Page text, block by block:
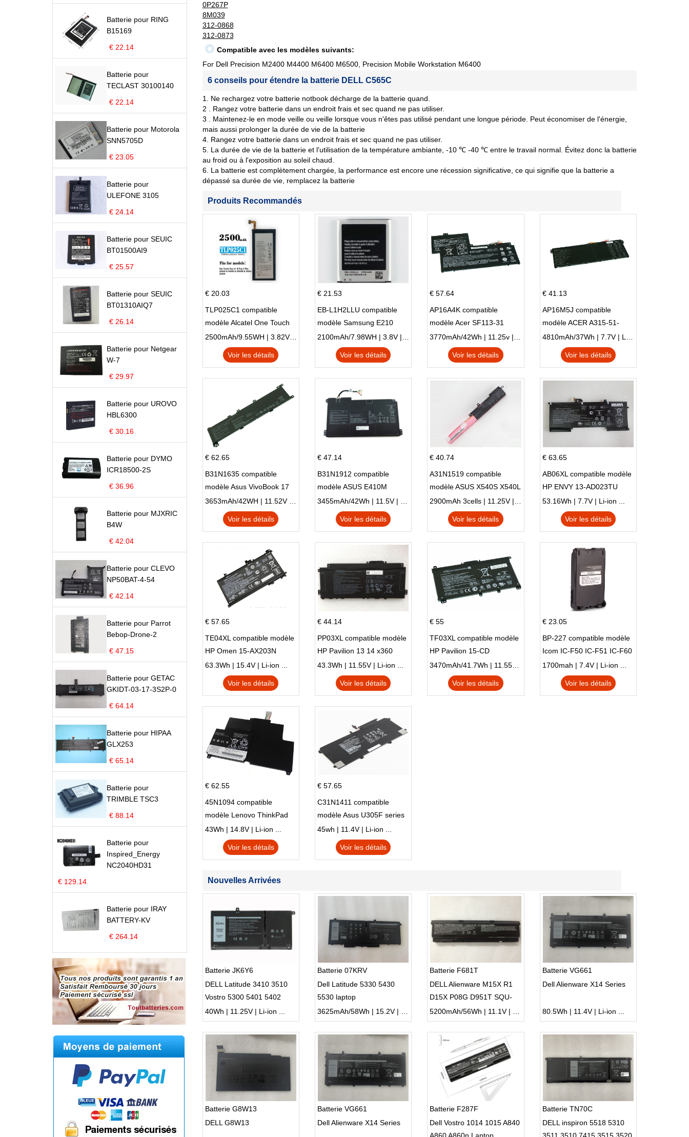
Batterie pour RING
B15169
€ 22.14
Batterie pour
TECLAST 30100140
€ 22.14
Batterie pour Motorola
SNN5705D
€ 23.05
Batterie pour
ULEFONE 3105
€ 24.14
Batterie pour SEUIC
BT01500AI9
€ 25.57
Batterie pour SEUIC
BT01310AIQ7
€ 26.14
Batterie pour Netgear
W-7
€ 29.97
Batterie pour UROVO
HBL6300
€ 30.16
Batterie pour DYMO
ICR18500-2S
€ 36.96
Batterie pour MJXRIC
B4W
€ 42.04
Batterie pour CLEVO
NP50BAT-4-54
€ 42.14
Batterie pour Parrot
Bebop-Drone-2
€ 47.15
Batterie pour GETAC
GKIDT-03-17-3S2P-0
€ 64.14
Batterie pour HIPAA
GLX253
€ 65.14
Batterie pour
TRIMBLE TSC3
€ 88.14
Batterie pour
Inspired_Energy
NC2040HD31
€ 129.14
Batterie pour IRAY
BATTERY-KV
€ 264.14
0P267P
8M039
312-0868
312-0873
Compatible avec les modèles suivants:
For Dell Precision M2400 M4400 M6400 M6500, Precision Mobile Workstation M6400
6 conseils pour étendre la batterie DELL C565C
1. Ne rechargez votre batterie notbook décharge de la batterie quand.
2 . Rangez votre batterie dans un endroit frais et sec quand ne pas utiliser.
3 . Maintenez-le en mode veille ou veille lorsque vous n'êtes pas utilisé pendant une longue période. Peut économiser de l'énergie,
mais aussi prolonger la durée de vie de la batterie
4. Rangez votre batterie dans un endroit frais et sec quand ne pas utiliser.
5. La durée de vie de la batterie et l'utilisation de la température ambiante, -10 ℃ -40 ℃ entre le travail normal. Évitez donc la batterie
au froid ou à l'exposition au soleil chaud.
6. La batterie est complètement chargée, la performance est encore une récession significative, ce qui signifie que la batterie a
dépassé sa durée de vie, remplacez la batterie
Produits Recommandés
€ 20.03
TLP025C1 compatible
modèle Alcatel One Touch
Pop 4 Plus OT-5056D
2500mAh/9.55WH | 3.82V | Li-ion ...
Voir les détails
€ 21.53
EB-L1H2LLU compatible
modèle Samsung E210
E210K i939
Voir les détails
€ 57.64
AP16A4K compatible
modèle Acer SF113-31
AO1-132 NE132
Voir les détails
€ 41.13
AP16M5J compatible
modèle ACER A315-51-
51SL N17Q1 SERIES
Voir les détails
€ 62.65
B31N1635 compatible
modèle Asus VivoBook 17
X705NC X705UA X705UV
X705UN X705UD
Voir les détails
€ 47.14
B31N1912 compatible
modèle ASUS E410M
E410MA L410MA
Voir les détails
€ 40.74
A31N1519 compatible
modèle ASUS X540S X540L
X540LA-SI302 X540SA
X540S
Voir les détails
€ 63.65
AB06XL compatible modèle
HP ENVY 13-AD023TU
HSTNN-DB8C 921438-855
TPN-I128
53.16Wh | 7.7V | Li-ion ...
Voir les détails
€ 57.65
TE04XL compatible modèle
HP Omen 15-AX203N
Omen 15 Series Pavilion 15
Series
63.3Wh | 15.4V | Li-ion ...
Voir les détails
€ 44.14
PP03XL compatible modèle
HP Pavilion 13 14 x360
L83388-AC1 L83388-421
HSTNN-LB8S M01118-421
M01144-005 13-BB 14-DV
43.3Wh | 11.55V | Li-ion ...
Voir les détails
€ 55
TF03XL compatible modèle
HP Pavilion 15-CD
Voir les détails
€ 23.05
BP-227 compatible modèle
Icom IC-F50 IC-F51 IC-F60
IC-F61 IC-M87
1700mah | 7.4V | Li-ion ...
Voir les détails
€ 62.55
45N1094 compatible
modèle Lenovo ThinkPad
Edge S230u Twist
43Wh | 14.8V | Li-ion ...
Voir les détails
€ 57.65
C31N1411 compatible
modèle Asus U305F series
45wh | 11.4V | Li-ion ...
Voir les détails
Nouvelles Arrivées
Batterie JK6Y6
DELL Latitude 3410 3510
Vostro 5300 5401 5402
5501 5502 C5KG6
40Wh | 11.25V | Li-ion ...
Batterie 07KRV
Dell Latitude 5330 5430
5530 laptop
Batterie F681T
DELL Alienware M15X R1
D15X P08G D951T SQU-
722 SQU-724 T780R
Batterie VG661
Dell Alienware X14 Series
80.5Wh | 11.4V | Li-ion ...
Batterie G8W13
DELL G8W13
Batterie VG661
Dell Alienware X14 Series
Batterie F287F
Dell Vostro 1014 1015 A840
Batterie TN70C
DELL inspiron 5518 5310